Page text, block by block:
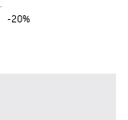
-20%